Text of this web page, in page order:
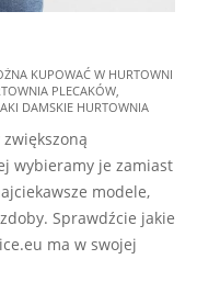
KUPOWAĆ W HURTOWNI
PLECAKÓW
DAMSKIE HURTOWNIA
wybieramy je zamiast
modele,
Sprawdźcie jakie
ma w swojej